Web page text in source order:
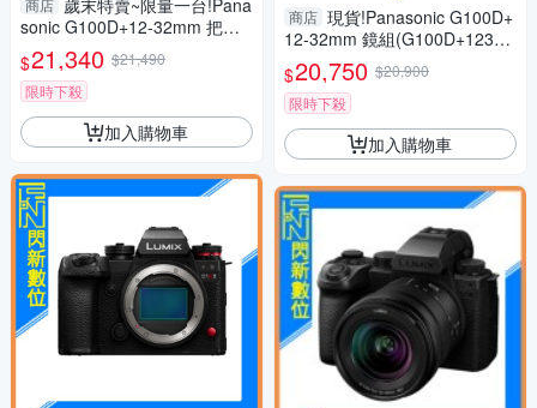
商店 歲末特賣~限量一台!Pana
sonic G100D+12-32mm 把手
組(G100D+1232+SHGR2，公
司貨)
$21,340 $21,490
限時下殺
加入購物車
商店 現貨!Panasonic G100D+
12-32mm 鏡組(G100D+123
2，公司貨)G100
$20,750 $20,900
限時下殺
加入購物車